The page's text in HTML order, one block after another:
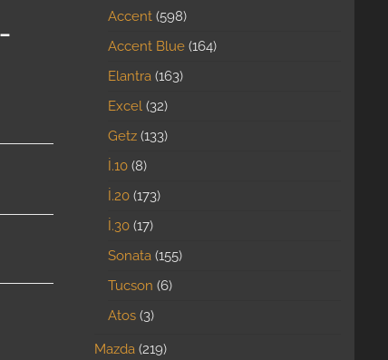
Accent 598
Accent Blue 164
Elantra 163
Excel 32
Getz 133
İ.10 8
İ.20 173
İ.30 17
Sonata 155
Tucson 6
Atos 3
Mazda 219